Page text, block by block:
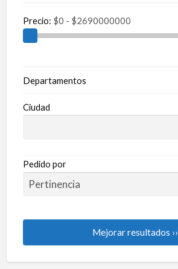
Precio:
Departamentos
Ciudad
Pedido por
Mejorar resultados ››